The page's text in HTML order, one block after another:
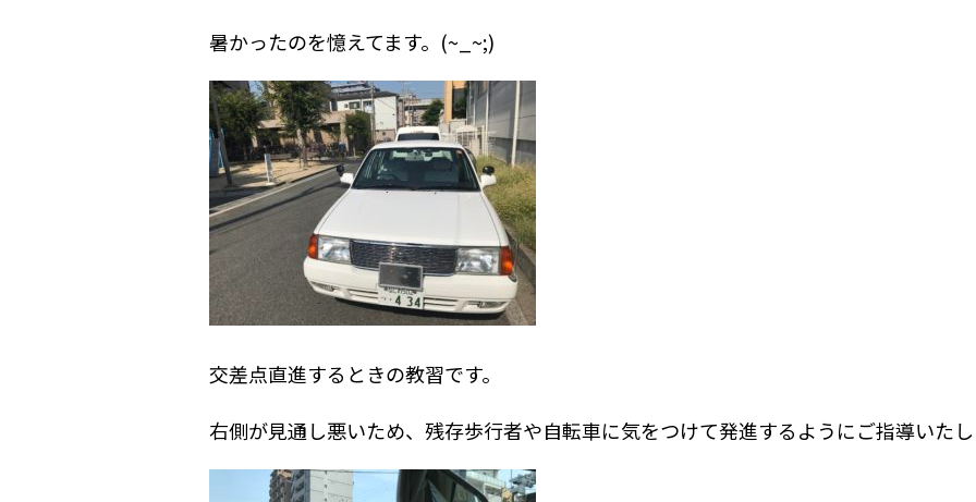
暑かったのを憶えてます。(~_~;)
交差点直進するときの教習です。
右側が見通し悪いため、残存歩行者や自転車に気をつけて発進するようにご指導いた